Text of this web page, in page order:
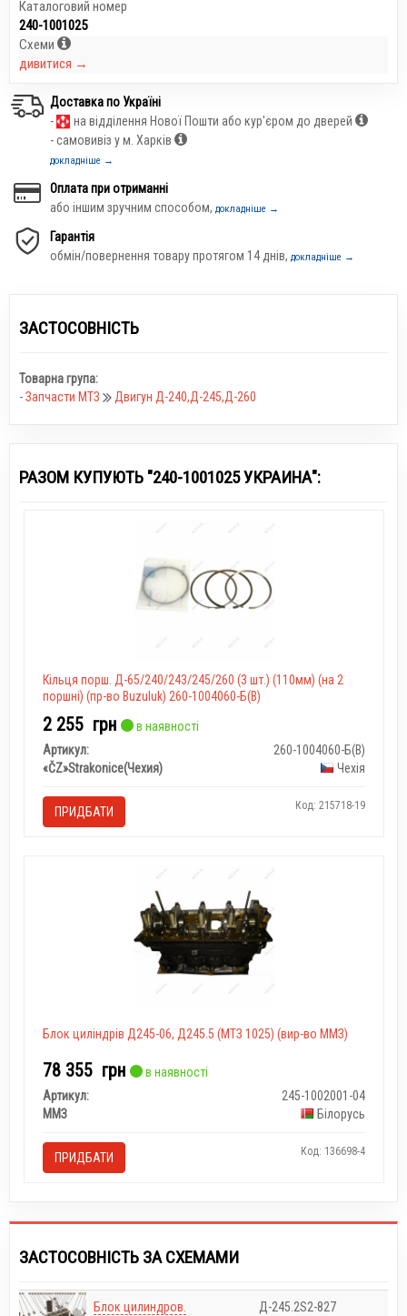
Каталоговий номер
240-1001025
Схеми
дивитися →
Доставка по Україні
-
на відділення Нової Пошти або кур'єром до дверей
- самовивіз у м. Харків
докладніше →
Оплата при отриманні
або іншим зручним способом, докладніше →
Гарантія
обмін/повернення товару протягом 14 днів, докладніше →
ЗАСТОСОВНІСТЬ
Товарна група:
-Запчасти МТЗ Двигун Д-240,Д-245,Д-260
РАЗОМ КУПУЮТЬ "240-1001025 УКРАИНА":
Кільця порш. Д-65/240/243/245/260 (3 шт.) (110мм) (на 2
поршні) (пр-во Buzuluk) 260-1004060-Б(В)
2 255 грн
в наявності
Артикул:
260-1004060-Б(В)
«ČZ»Strakonice(Чехия)
Чехія
ПРИДБАТИ Код: 215718-19
Блок циліндрів Д245-06, Д245.5 (МТЗ 1025) (вир-во ММЗ)
78 355 грн
в наявності
Артикул:
245-1002001-04
ММЗ
Білорусь
ПРИДБАТИ Код: 136698-4
ЗАСТОСОВНІСТЬ ЗА СХЕМАМИ
Блок цилиндров.
Д-245.2S2-827